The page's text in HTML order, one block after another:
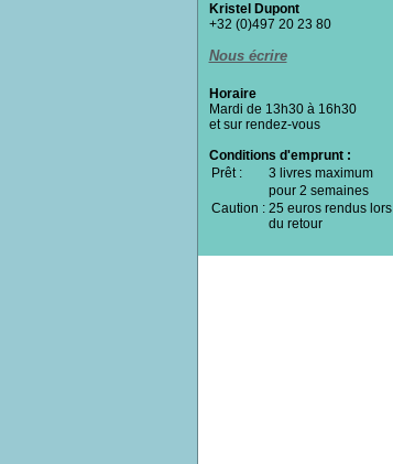
Kristel Dupont
+32 (0)497 20 23 80
Nous écrire
Horaire
Mardi de 13h30 à 16h30
et sur rendez-vous
Conditions d'emprunt :
Prêt :
3 livres maximum
pour 2 semaines
Caution : 25 euros rendus lors
du retour